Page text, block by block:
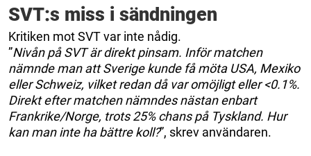
SVT:s miss i sändningen
Kritiken mot SVT var inte nådig.
”Nivån på SVT är direkt pinsam. Inför matchen
nämnde man att Sverige kunde få möta USA, Mexiko
eller Schweiz, vilket redan då var omöjligt eller <0.1%.
Direkt efter matchen nämndes nästan enbart
Frankrike/Norge, trots 25% chans på Tyskland. Hur
kan man inte ha bättre koll?”, skrev användaren.